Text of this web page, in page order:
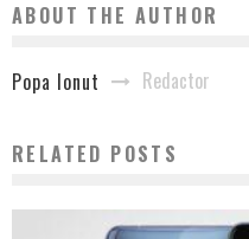
ABOUT THE AUTHOR
Popa Ionut Redactor
RELATED POSTS